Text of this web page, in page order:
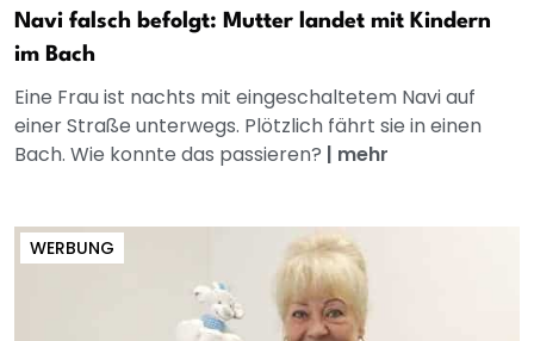
Navi falsch befolgt: Mutter landet mit Kindern
im Bach
Eine Frau ist nachts mit eingeschaltetem Navi auf
einer Straße unterwegs. Plötzlich fährt sie in einen
Bach. Wie konnte das passieren? | mehr
WERBUNG